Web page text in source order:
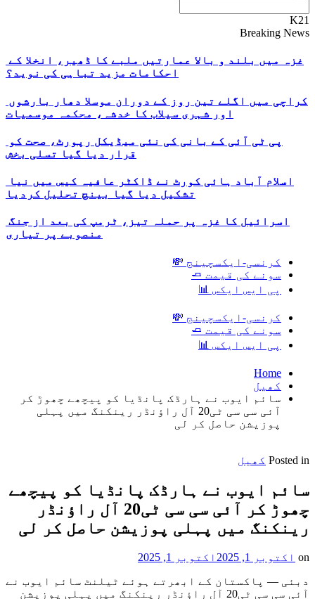
K21
Breaking News
غزہ میں بلند و بالا عمارتیں ملبے کا ڈھیر، انخلا کے
احکامات مزید تباہی کی نوید؟
کراچی میں اگلے تین روز کے دوران موسلا دھار بارشوں
اور شہری سیلاب کا خدشہ، محکمہ موسمیات
پی ٹی آئی کے بانی کی نئی میڈیکل رپورٹ، صحت کو
قرار دیا گیا تسلی بخش
اسلام آباد ہائی کورٹ نے ڈاکٹر عافیہ کیس میں نیا
تشکیل دیا گیا بینچ تحلیل کردیا
اسرائیل کا غزہ پر حملہ تیز، ٹرمپ کی بعد از جنگ
منصوبے پر تیاری
کرنسی-ایکسچینج 💸
سونے کی قیمت 🧈
پی ایس ایکس 📊
کرنسی-ایکسچینج 💸
سونے کی قیمت 🧈
پی ایس ایکس 📊
Home
کھیل
سائم ایوب نے ہارڈک پانڈیا کو پیچھے چھوڑ کر
آئی سی سی ٹی20 آل راؤنڈر رینکنگ میں پہلی
پوزیشن حاصل کر لی
Posted in کھیل
سائم ایوب نے ہارڈک پانڈیا کو پیچھے
چھوڑ کر آئی سی سی ٹی20 آل راؤنڈر
رینکنگ میں پہلی پوزیشن حاصل کر لی
on اکتوبر 1, 2025
اکتوبر 1, 2025
دبئی — پاکستان کے ابھرتے ہوئے ٹیلنٹ سائم ایوب نے
آئی سی سی ٹی20 آل راؤنڈر رینکنگ میں پہلی پوزیشن